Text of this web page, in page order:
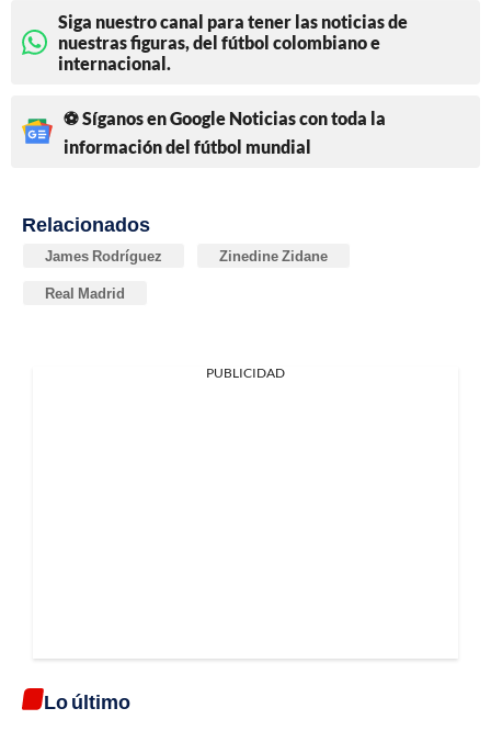
Siga nuestro canal para tener las noticias de
nuestras figuras, del fútbol colombiano e
internacional.
⚽ Síganos en Google Noticias con toda la
información del fútbol mundial
Relacionados
James Rodríguez Zinedine Zidane
Real Madrid
PUBLICIDAD
Lo último